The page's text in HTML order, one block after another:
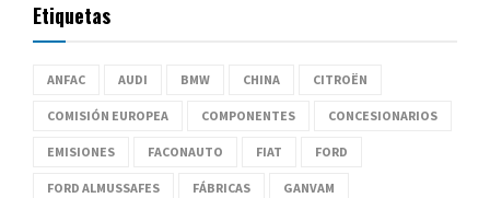
Etiquetas
ANFAC AUDI BMW CHINA CITROËN
COMISIÓN EUROPEA COMPONENTES CONCESIONARIOS
EMISIONES FACONAUTO FIAT FORD
FORD ALMUSSAFES FÁBRICAS GANVAM